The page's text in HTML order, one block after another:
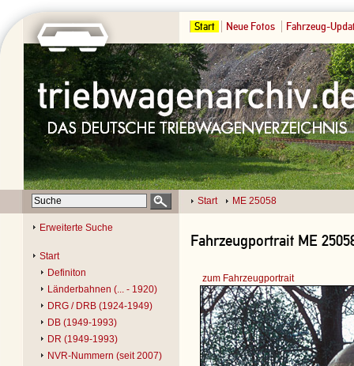
Start Neue Fotos Fahrzeug-
Start ME 25058
Erweiterte Suche
Start
Definiton
Länderbahnen (... - 1920)
DRG / DRB (1924-1949)
DB (1949-1993)
DR (1949-1993)
NVR-Nummern (seit 2007)
Fahrzeugportrait ME
zum Fahrzeugportrait